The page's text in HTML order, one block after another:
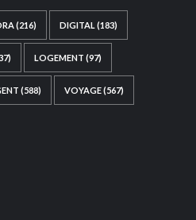
(216) DIGITAL (183)
LOGEMENT (97)
(588) VOYAGE(567)